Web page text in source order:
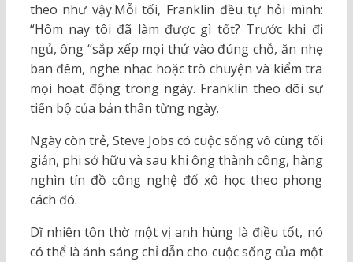
theo như vậy.Mỗi tối, Franklin đều tự hỏi mình:
“Hôm nay tôi đã làm được gì tốt? Trước khi đi
ngủ, ông “sắp xếp mọi thứ vào đúng chỗ, ăn nhẹ
ban đêm, nghe nhạc hoặc trò chuyện và kiểm tra
mọi hoạt động trong ngày. Franklin theo dõi sự
tiến bộ của bản thân từng ngày.
Ngày còn trẻ, Steve Jobs có cuộc sống vô cùng tối
giản, phi sở hữu và sau khi ông thành công, hàng
nghìn tín đồ công nghệ đổ xô học theo phong
cách đó.
Dĩ nhiên tôn thờ một vị anh hùng là điều tốt, nó
có thể là ánh sáng chỉ dẫn cho cuộc sống của một